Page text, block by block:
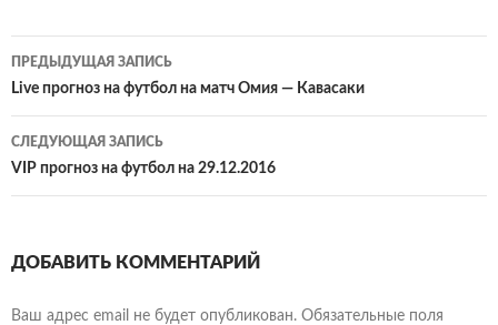
Навигация
по
записям
ПРЕДЫДУЩАЯ ЗАПИСЬ
Live прогноз на футбол на матч Омия — Кавасаки
СЛЕДУЮЩАЯ ЗАПИСЬ
VIP прогноз на футбол на 29.12.2016
ДОБАВИТЬ КОММЕНТАРИЙ
Ваш адрес email не будет опубликован. Обязательные поля